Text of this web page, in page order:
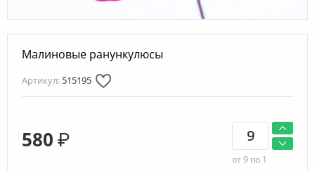
Малиновые ранункулюсы
Артикул: 515195
580 ₽
от 9 по 1